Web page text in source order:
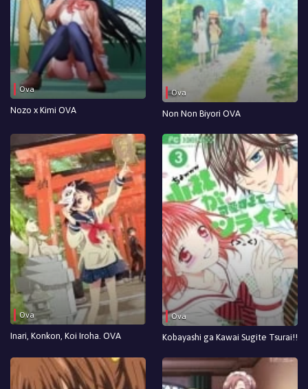
Ova
Nozo x Kimi OVA
Ova
Non Non Biyori OVA
Ova
Inari, Konkon, Koi Iroha. OVA
Ova
Kobayashi ga Kawai Sugite Tsurai!!